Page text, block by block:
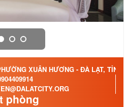
XUÂN HƯƠNG - ĐÀ LẠT, TỈNH
phòng